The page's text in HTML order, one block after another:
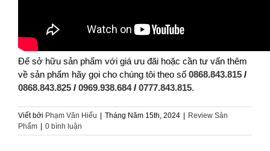
Để sở hữu sản phẩm với giá ưu đãi hoặc cần tư vấn thêm
về sản phẩm hãy gọi cho chúng tôi theo số 0868.843.815 /
0868.843.825 / 0969.938.684/ 0777.843.815.
Viết bởi Phạm Văn Hiếu Tháng Năm 15th, 2024
Review Sản
Phẩm
0 bình luận